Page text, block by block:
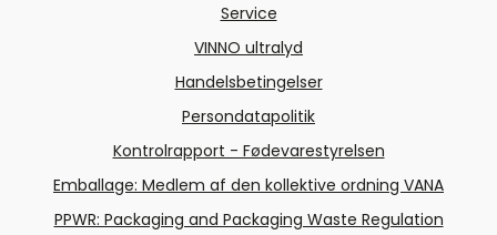
Service
VINNO ultralyd
Handelsbetingelser
Persondatapolitik
Kontrolrapport - Fødevarestyrelsen
Emballage: Medlem af den kollektive ordning VANA
PPWR: Packaging and Packaging Waste Regulation